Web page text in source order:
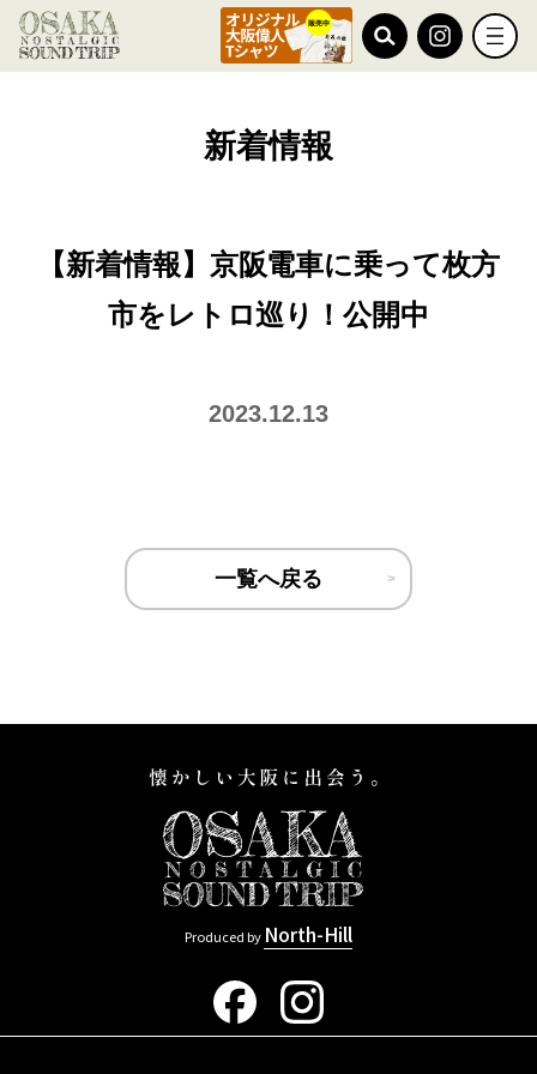
TOP
新着情報
【新着情報】京阪電車に乗って枚方市をレトロ巡り！公開中
新着情報
【新着情報】京阪電車に乗って枚方
市をレトロ巡り！公開中
2023.12.13
一覧へ戻る
Produced by North-Hill